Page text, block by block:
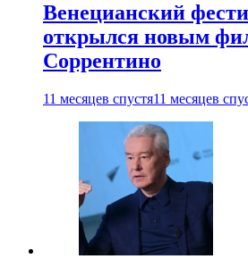
Венецианский
открылся новым
Соррентино
11 месяцев спустя11 месяцев